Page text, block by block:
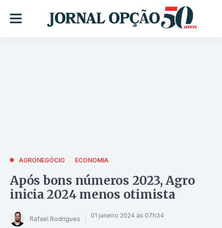
AGRONEGÓCIO ECONOMIA
Após bons números 2023, Agro
inicia 2024 menos otimista
Rafael Rodrigues 01 janeiro 2024 às 07h34